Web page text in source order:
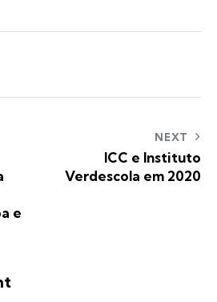
e
NEXT
ICC e Instituto
Verdescola em 2020